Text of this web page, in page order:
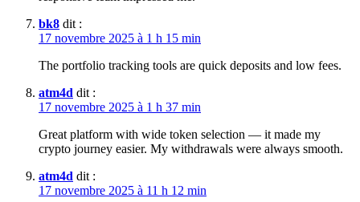
bk8 dit :
17 novembre 2025 à 1 h 15 min
The portfolio tracking tools are quick deposits and low fees.
atm4d dit :
17 novembre 2025 à 1 h 37 min
Great platform with wide token selection — it made my
crypto journey easier. My withdrawals were always smooth.
atm4d dit :
17 novembre 2025 à 11 h 12 min